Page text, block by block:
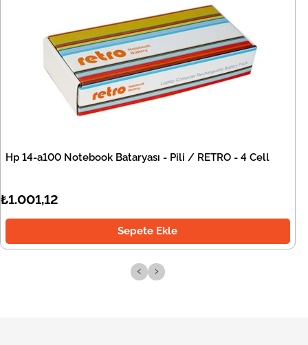
Hp 14-a100 Notebook Bataryası - Pili / RETRO - 4 Cell
₺1.001,12
Sepete Ekle
‹ ›